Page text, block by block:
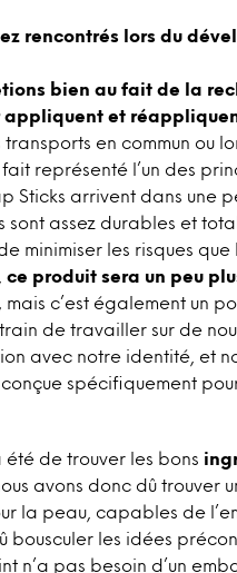
rencontrés lors du
bien au fait de la
appliquent et
en commun ou
représenté l’un des
Sticks arrivent dans une
sont assez durables et
minimiser les risques que
ce produit sera un peu
mais c’est également un
de travailler sur de
avec notre identité, et
spécifiquement
été de trouver les bons
avons donc dû trouver
la peau, capables de
bousculer les idées
n’a pas besoin d’un